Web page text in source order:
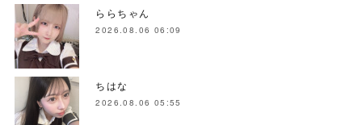
ららちゃん
2026.08.06 06:09
ちはな
2026.08.06 05:55